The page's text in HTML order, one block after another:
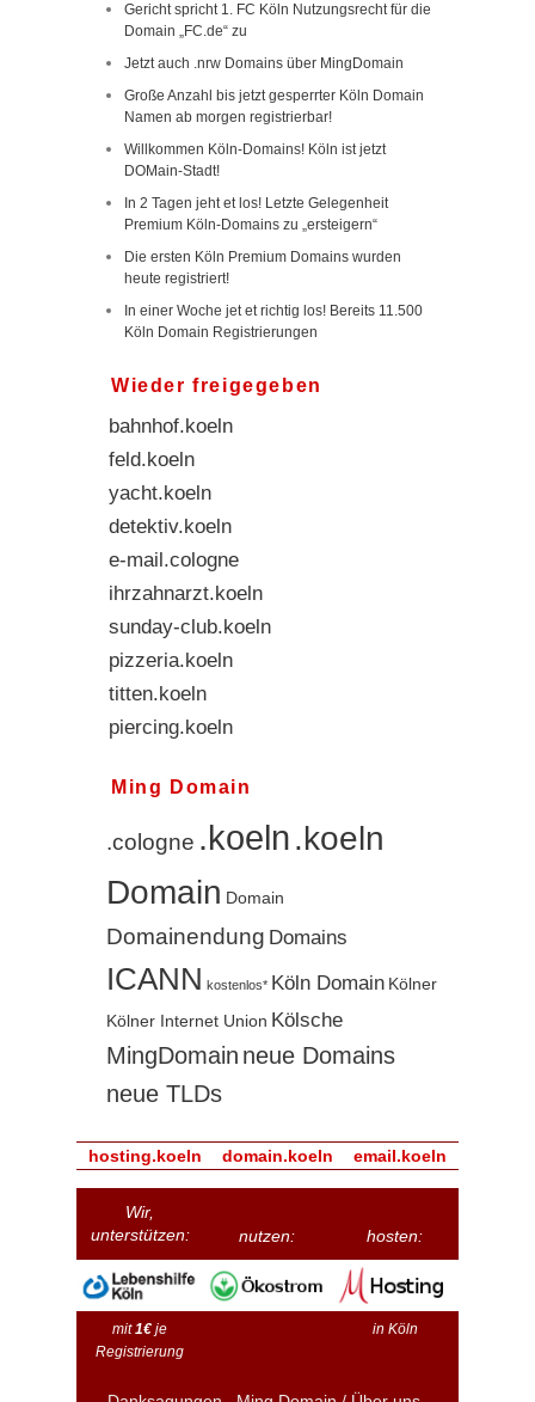
Gericht spricht 1. FC Köln Nutzungsrecht für die
Domain „FC.de“ zu
Jetzt auch .nrw Domains über MingDomain
Große Anzahl bis jetzt gesperrter Köln Domain
Namen ab morgen registrierbar!
Willkommen Köln-Domains! Köln ist jetzt
DOMain-Stadt!
In 2 Tagen jeht et los! Letzte Gelegenheit
Premium Köln-Domains zu „ersteigern“
Die ersten Köln Premium Domains wurden
heute registriert!
In einer Woche jet et richtig los! Bereits 11.500
Köln Domain Registrierungen
Wieder freigegeben
uhren.koeln
bahnhof.koeln
feld.koeln
yacht.koeln
detektiv.koeln
e-mail.cologne
ihrzahnarzt.koeln
sunday-club.koeln
pizzeria.koeln
titten.koeln
piercing.koeln
Ming Domain
.cologne .koeln.koeln
Domain Domain
Domainendung Domains
ICANN kostenlos* Köln Domain Kölner
Kölner Internet Union Kölsche
MingDomain neue Domains
neue TLDs
hosting.koeln domain.koeln email.koeln
Wir,
unterstützen:
mit1€ je
Registrierung
nutzen: hosten:
in Köln